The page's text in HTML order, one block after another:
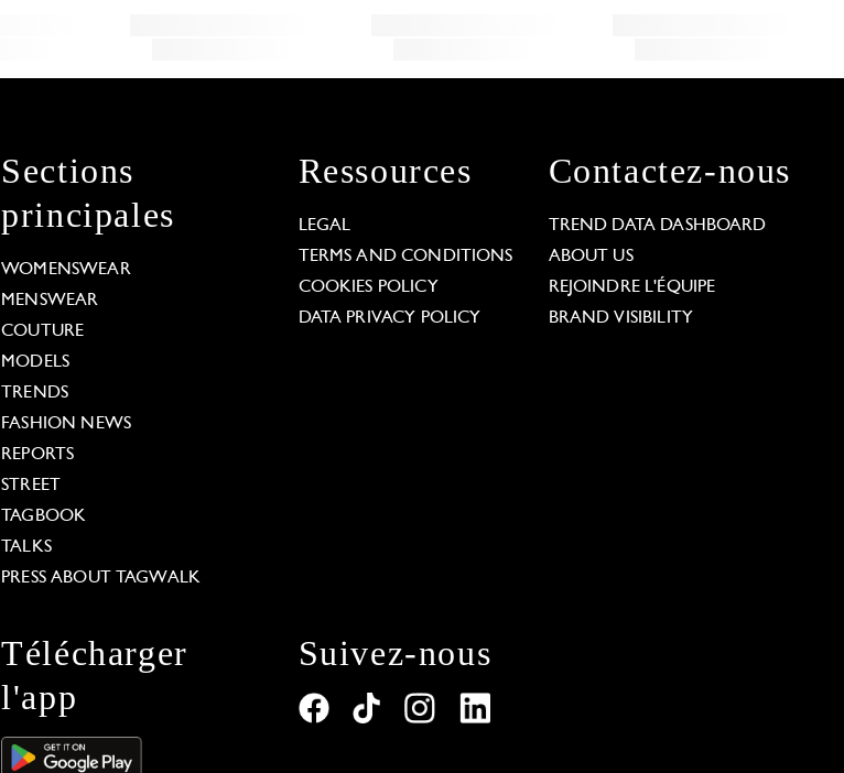
Sections
principales
WOMENSWEAR
MENSWEAR
COUTURE
MODELS
TRENDS
FASHION NEWS
REPORTS
STREET
TAGBOOK
TALKS
PRESS ABOUT TAGWALK
Ressources
LEGAL
TERMS AND CONDITIONS
COOKIES POLICY
DATA PRIVACY POLICY
Contactez-nous
TREND DATA DASHBOARD
ABOUT US
REJOINDRE L'ÉQUIPE
BRAND VISIBILITY
Télécharger
l'app
Suivez-nous